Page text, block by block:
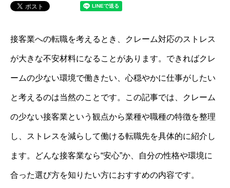
接客業への転職を考えるとき、クレーム対応のストレス
が大きな不安材料になることがあります。できればクレ
ームの少ない環境で働きたい、心穏やかに仕事がしたい
と考えるのは当然のことです。この記事では、クレーム
の少ない接客業という観点から業種や職種の特徴を整理
し、ストレスを減らして働ける転職先を具体的に紹介し
ます。どんな接客業なら“安心”か、自分の性格や環境に
合った選び方を知りたい方におすすめの内容です。